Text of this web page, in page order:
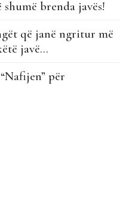
brenda javës!
që janë ngritur më
javë…
për